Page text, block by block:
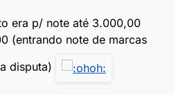
era p/ note até 3.000,00
(entrando note de marcas
disputa)